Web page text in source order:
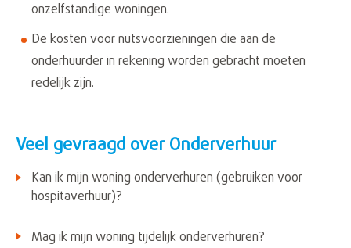
onzelfstandige woningen.
De kosten voor nutsvoorzieningen die aan de
onderhuurder in rekening worden gebracht moeten
redelijk zijn.
Veel gevraagd over Onderverhuur
Kan ik mijn woning onderverhuren (gebruiken voor
hospitaverhuur)?
Mag ik mijn woning tijdelijk onderverhuren?